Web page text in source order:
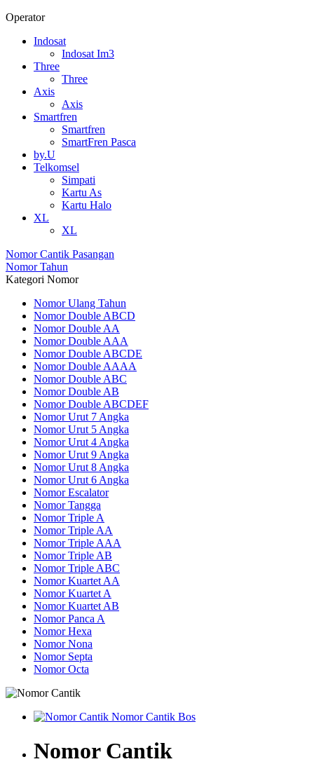
Operator
Indosat
Indosat Im3
Three
Three
Axis
Axis
Smartfren
Smartfren
SmartFren Pasca
by.U
Telkomsel
Simpati
Kartu As
Kartu Halo
XL
XL
Nomor Cantik Pasangan
Nomor Tahun
Kategori Nomor
Nomor Ulang Tahun
Nomor Double ABCD
Nomor Double AA
Nomor Double AAA
Nomor Double ABCDE
Nomor Double AAAA
Nomor Double ABC
Nomor Double AB
Nomor Double ABCDEF
Nomor Urut 7 Angka
Nomor Urut 5 Angka
Nomor Urut 4 Angka
Nomor Urut 9 Angka
Nomor Urut 8 Angka
Nomor Urut 6 Angka
Nomor Escalator
Nomor Tangga
Nomor Triple A
Nomor Triple AA
Nomor Triple AAA
Nomor Triple AB
Nomor Triple ABC
Nomor Kuartet AA
Nomor Kuartet A
Nomor Kuartet AB
Nomor Panca A
Nomor Hexa
Nomor Nona
Nomor Septa
Nomor Octa
Nomor Cantik